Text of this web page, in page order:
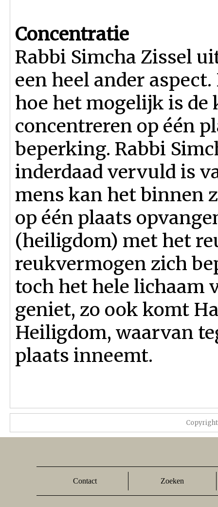
Concentratie
Rabbi Simcha Zissel
een heel ander
hoe het mogelijk is de
concentreren op één
beperking. Rabbi
inderdaad vervuld is
mens kan het binnen
op één plaats
(heiligdom) met het
reukvermogen zich
toch het hele lichaam
geniet, zo ook komt
Heiligdom, waarvan
plaats inneemt.
Contact Zoeken